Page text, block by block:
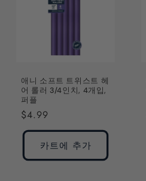
애니 소프트 트위스트 헤
어 롤러 3/4인치, 4개입,
퍼플
정
가
$4.99
카트에 추가